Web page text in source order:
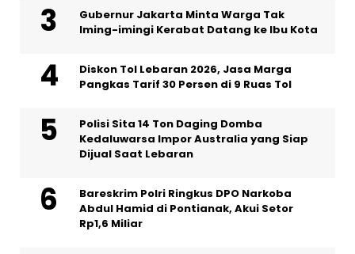
Gubernur Jakarta Minta Warga Tak
Iming-imingi Kerabat Datang ke Ibu Kota
Diskon Tol Lebaran 2026, Jasa Marga
Pangkas Tarif 30 Persen di 9 Ruas Tol
Polisi Sita 14 Ton Daging Domba
Kedaluwarsa Impor Australia yang Siap
Dijual Saat Lebaran
Bareskrim Polri Ringkus DPO Narkoba
Abdul Hamid di Pontianak, Akui Setor
Rp1,6 Miliar